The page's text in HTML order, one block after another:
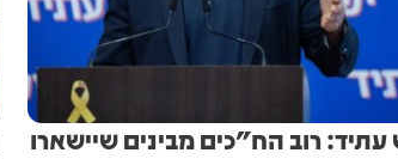
רוב הח"כים מבינים שיישארו